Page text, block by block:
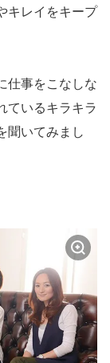
キレイをキープ
仕事をこなしな
ているキラキラ
聞いてみまし